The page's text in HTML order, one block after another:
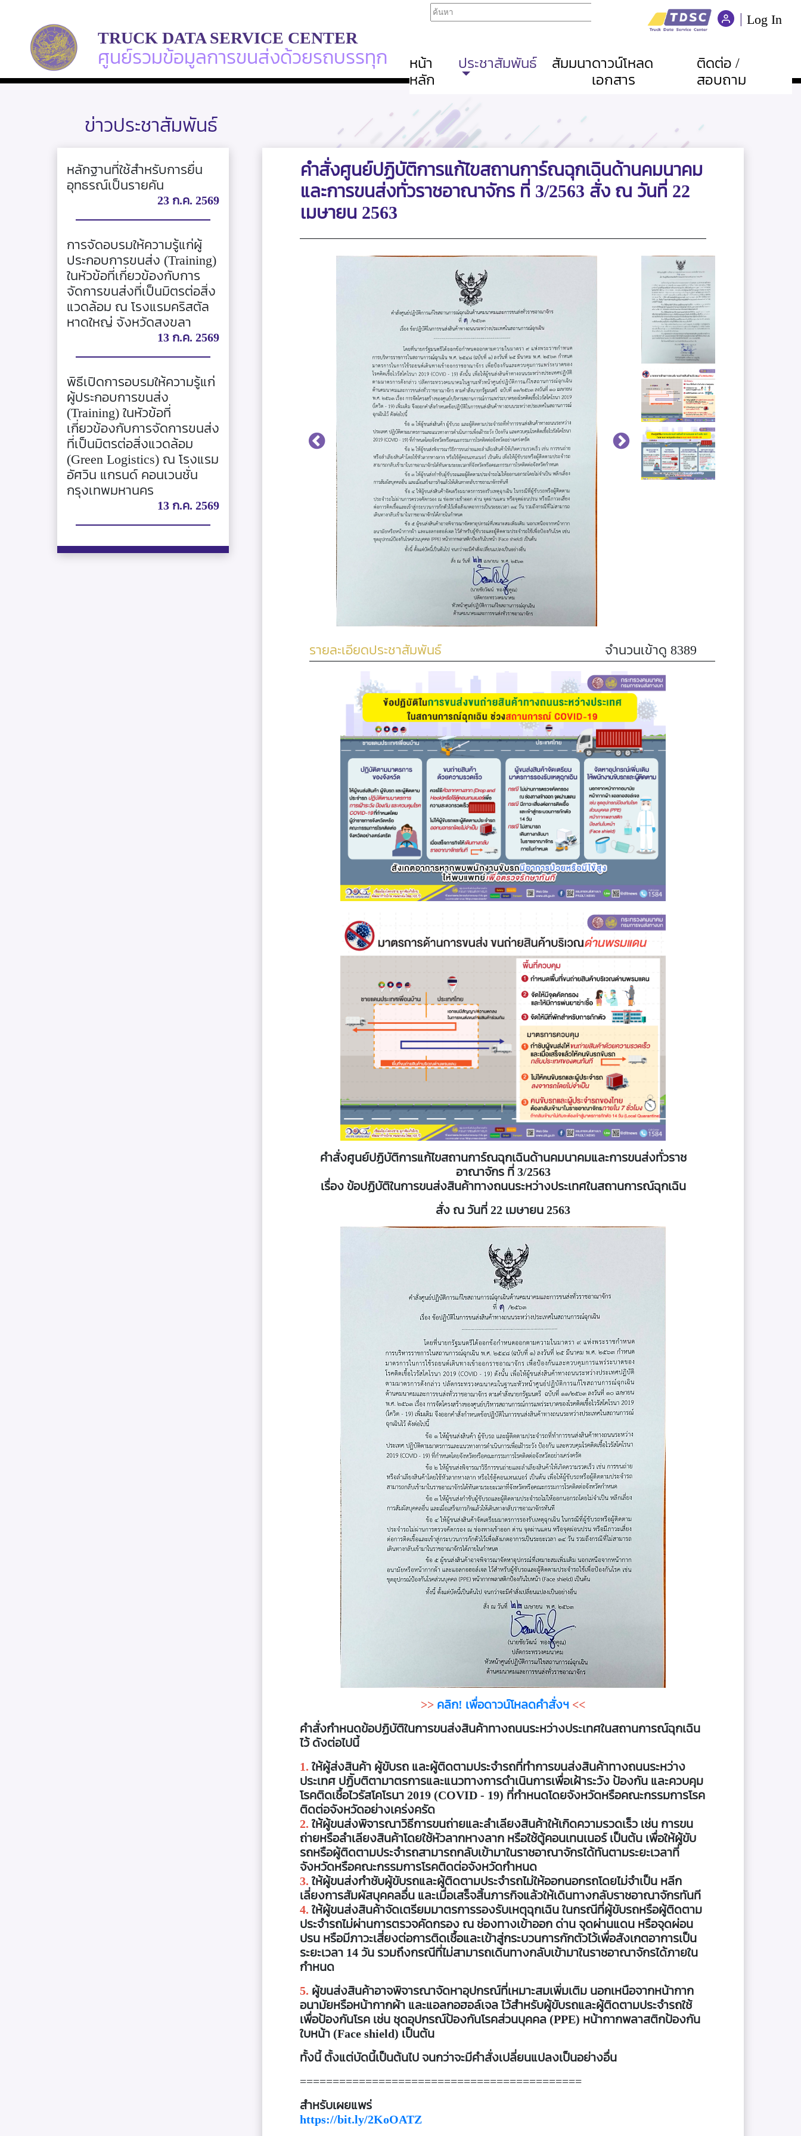
TRUCK DATA SERVICE CENTER
ศูนย์รวมข้อมูลการขนส่งด้วยรถบรรทุก
| Log In
หน้า
หลัก
ประชาสัมพันธ์ สัมมนาดาวน์โหลด
เอกสาร
ติดต่อ /
สอบถาม
ข่าวประชาสัมพันธ์
หลักฐานที่ใช้สำหรับการยื่น
อุทธรณ์เป็นรายคัน
23 ก.ค. 2569
การจัดอบรมให้ความรู้แก่ผู้
ประกอบการขนส่ง (Training)
ในหัวข้อที่เกี่ยวข้องกับการ
จัดการขนส่งที่เป็นมิตรต่อสิ่ง
แวดล้อม ณ โรงแรมคริสตัล
หาดใหญ่ จังหวัดสงขลา
13 ก.ค. 2569
พิธีเปิดการอบรมให้ความรู้แก่
ผู้ประกอบการขนส่ง
(Training) ในหัวข้อที่
เกี่ยวข้องกับการจัดการขนส่ง
ที่เป็นมิตรต่อสิ่งแวดล้อม
(Green Logistics) ณ โรงแรม
อัศวิน แกรนด์ คอนเวนชั่น
กรุงเทพมหานคร
13 ก.ค. 2569
คำสั่งศูนย์ปฏิบัติการแก้ไขสถานการ์ณฉุกเฉินด้านคมนาคม
และการขนส่งทั่วราชอาณาจักร ที่ 3/2563 สั่ง ณ วันที่ 22
เมษายน 2563
รายละเอียดประชาสัมพันธ์ จำนวนเข้าดู 8389
คำสั่งศูนย์ปฏิบัติการแก้ไขสถานการ์ณฉุกเฉินด้านคมนาคมและการขนส่งทั่วราช
อาณาจักร ที่ 3/2563
เรื่อง ข้อปฏิบัติในการขนส่งสินค้าทางถนนระหว่างประเทศในสถานการณ์ฉุกเฉิน
สั่ง ณ วันที่ 22 เมษายน 2563
>> คลิก! เพื่อดาวน์โหลดคำสั่งฯ <<
คำสั่งกำหนดข้อปฏิบัติในการขนส่งสินค้าทางถนนระหว่างประเทศในสถานการณ์ฉุกเฉิน
ไว้ ดังต่อไปนี้
1. ให้ผู้ส่งสินค้า ผู้ขับรถ และผู้ติดตามประจำรถที่ทำการขนส่งสินค้าทางถนนระหว่าง
ประเทศ ปฏิับติตามาตรการและแนวทางการดำเนินการเพื่อเฝ้าระวัง ป้องกัน และควบคุม
โรคติดเชื้อไวรัสโคโรนา 2019 (COVID - 19) ที่กำหนดโดยจังหวัดหรือคณะกรรมการโรค
ติดต่อจังหวัดอย่างเคร่งครัด
2. ให้ผู้ขนส่งพิจารณาวิธีการขนถ่ายและลำเลียงสินค้าให้เกิดความรวดเร็ว เช่น การขน
ถ่ายหรือลำเลียงสินค้าโดยใช้หัวลากหางลาก หรือใช้ตู้คอนเทนเนอร์ เป็นต้น เพื่อให้ผู้ขับ
รถหรือผู้ติดตามประจำรถสามารถกลับเข้ามาในราชอาณาจักรได้ทันตามระยะเวลาที่
จังหวัดหรือคณะกรรมการโรคติดต่อจังหวัดกำหนด
3. ให้ผู้ขนส่งกำชับผู้ขับรถและผู้ติดตามประจำรถไม่ให้ออกนอกรถโดยไม่จำเป็น หลีก
เลี่ยงการสัมผัสบุคคลอื่น และเมื่อเสร็จสิ้นภารกิจแล้วให้เดินทางกลับราชอาณาจักรทันที
4. ให้ผู้ขนส่งสินค้าจัดเตรียมมาตรการรองรับเหตุฉุกเฉิน ในกรณีที่ผู้ขับรถหรือผู้ติดตาม
ประจำรถไม่ผ่านการตรวจคัดกรอง ณ ช่องทางเข้าออก ด่าน จุดผ่านแดน หรือจุดผ่อน
ปรน หรือมีภาวะเสี่ยงต่อการติดเชื้อและเข้าสู่กระบวนการกักตัวไว้เพื่อสังเกตอาการเป็น
ระยะเวลา 14 วัน รวมถึงกรณีที่ไม่สามารถเดินทางกลับเข้ามาในราชอาณาจักรได้ภายใน
กำหนด
5. ผู้ขนส่งสินค้าอาจพิจารณาจัดหาอุปกรณ์ที่เหมาะสมเพิ่มเติม นอกเหนือจากหน้ากาก
อนามัยหรือหน้ากากผ้า และแอลกอฮอล์เจล ไว้สำหรับผู้ขับรถและผู้ติดตามประจำรถใช้
เพื่อป้องกันโรค เช่น ชุดอุปกรณ์ป้องกันโรคส่วนบุคคล (PPE) หน้ากากพลาสติกป้องกัน
ใบหน้า (Face shield) เป็นต้น
ทั้งนี้ ตั้งแต่บัดนี้เป็นต้นไป จนกว่าจะมีคำสั่งเปลี่ยนแปลงเป็นอย่างอื่น
===========================================
สำหรับเผยแพร่
https://bit.ly/2KoOATZ